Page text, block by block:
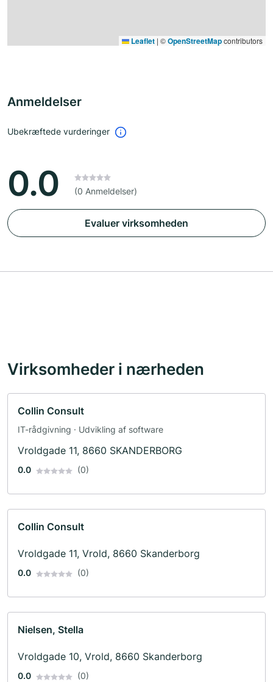
Leaflet | ©OpenStreetMapcontributors
Anmeldelser
Ubekræftede vurderinger
0.0 (0 Anmeldelser)
Evaluer virksomheden
Virksomheder i nærheden
Collin Consult
IT-rådgivning · Udvikling af software
Vroldgade 11, 8660 SKANDERBORG
0.0 (0)
Collin Consult
Vroldgade 11, Vrold, 8660 Skanderborg
0.0 (0)
Nielsen, Stella
Vroldgade 10, Vrold, 8660 Skanderborg
0.0 (0)